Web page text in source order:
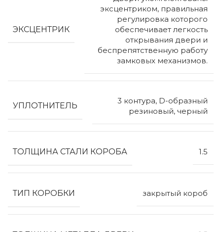
ЭКСЦЕНТРИК
эксцентриком, правильная
регулировка которого
обеспечивает легкость
открывания двери и
беспрепятственную работу
замковых механизмов.
УПЛОТНИТЕЛЬ
3 контура, D-образный
резиновый, черный
ТОЛЩИНА СТАЛИ КОРОБА 1.5
ТИП КОРОБКИ закрытый короб